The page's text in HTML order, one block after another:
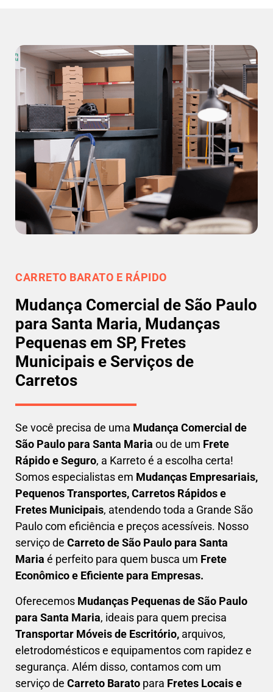
CARRETO BARATO E RÁPIDO
Mudança Comercial de São Paulo
para Santa Maria, Mudanças
Pequenas em SP, Fretes
Municipais e Serviços de
Carretos
Se você precisa de uma Mudança Comercial de
São Paulo para Santa Maria ou de um Frete
Rápido e Seguro, a Karreto é a escolha certa!
Somos especialistas em Mudanças Empresariais,
Pequenos Transportes, Carretos Rápidos e
Fretes Municipais, atendendo toda a Grande São
Paulo com eficiência e preços acessíveis. Nosso
serviço de Carretode São Paulo para Santa
Maria é perfeito para quem busca um Frete
Econômico e Eficiente para Empresas.
Oferecemos Mudanças Pequenasde São Paulo
para Santa Maria, ideais para quem precisa
Transportar Móveis de Escritório, arquivos,
eletrodomésticos e equipamentos com rapidez e
segurança. Além disso, contamos com um
serviço de Carreto Barato para Fretes Locais e